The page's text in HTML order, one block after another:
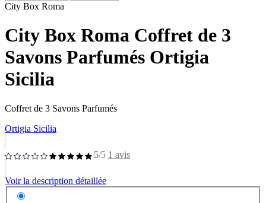
City Box Roma
City Box Roma Coffret de 3
Savons Parfumés Ortigia
Sicilia
Coffret de 3 Savons Parfumés
Ortigia Sicilia
5/5 1 avis
Voir la description détaillée